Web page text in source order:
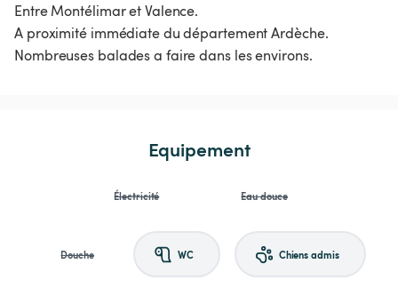
Entre Montélimar et Valence.
A proximité immédiate du département Ardèche.
Nombreuses balades a faire dans les environs.
Equipement
Électricité Eau douce
Douche WC Chiens admis